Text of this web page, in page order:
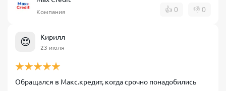
Компания 👍 0 👎 0
😍 Кирилл
23 июля
Обращался в Макс.кредит, когда срочно понадобились